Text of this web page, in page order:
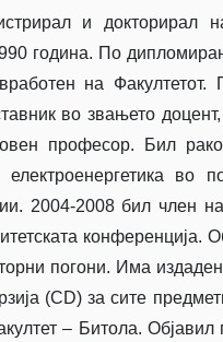
и докторирал
година. По
на Факултетот.
во звањето
професор. Бил
во
2004-2008 бил член
конференција.
погони. Има
(CD) за сите
– Битола. Објавил